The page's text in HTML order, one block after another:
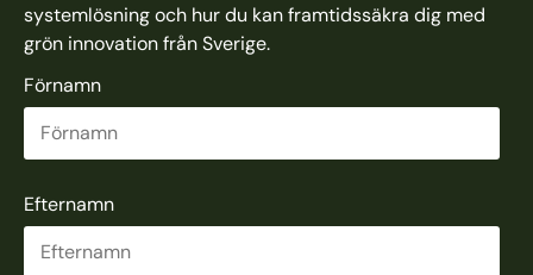
systemlösning och hur du kan framtidssäkra dig med
grön innovation från Sverige.
Förnamn
Efternamn